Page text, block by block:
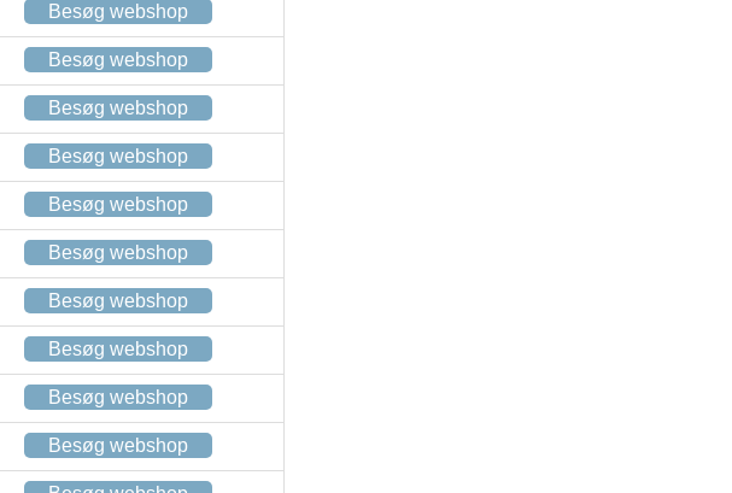
Besøg webshop
Besøg webshop
Besøg webshop
Besøg webshop
Besøg webshop
Besøg webshop
Besøg webshop
Besøg webshop
Besøg webshop
Besøg webshop